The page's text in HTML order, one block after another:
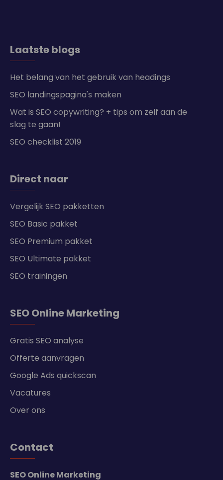
Laatste blogs
Het belang van het gebruik van headings
SEO landingspagina's maken
Wat is SEO copywriting? + tips om zelf aan de
slag te gaan!
SEO checklist 2019
Direct naar
Vergelijk SEO pakketten
SEO Basic pakket
SEO Premium pakket
SEO Ultimate pakket
SEO trainingen
SEO Online Marketing
Gratis SEO analyse
Offerte aanvragen
Google Ads quickscan
Vacatures
Over ons
Contact
SEO Online Marketing